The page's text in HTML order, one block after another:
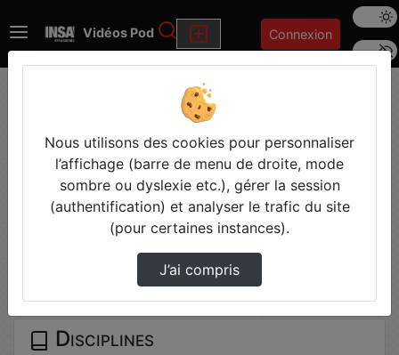
Vidéos Pod Rechercher Connexion
Mode
Police
Mon PFE en 180 secondes : AZZAZ RAHMANI
Prendre des notes
Il n'y a pas de note disponible pour vous pour cette vidéo.
Connectez-vous pour en créer une nouvelle.
Disciplines
Nous utilisons des cookies pour personnaliser
l’affichage (barre de menu de droite, mode
sombre ou dyslexie etc.), gérer la session
(authentification) et analyser le trafic du site
(pour certaines instances).
J’ai compris